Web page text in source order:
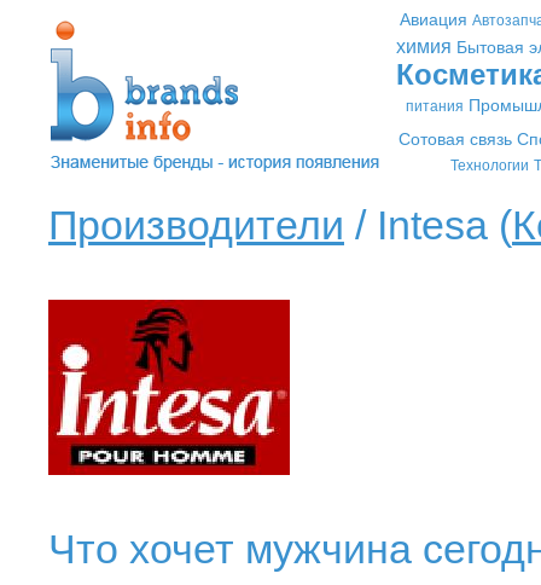
Авиация
химия Бытовая
питания
Сотовая связь
Технологии
Производители / Intesa (
Что хочет мужчина